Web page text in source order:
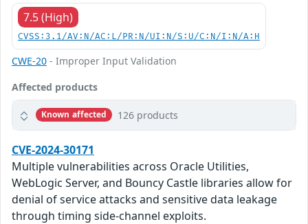
7.5 (High)
CVSS:3.1/AV:N/AC:L/PR:N/UI:N/S:U/C:N/I:N/A:H
CWE-20 - Improper Input Validation
Affected products
Known affected 126 products
CVE-2024-30171
Multiple vulnerabilities across Oracle Utilities,
WebLogic Server, and Bouncy Castle libraries allow for
denial of service attacks and sensitive data leakage
through timing side-channel exploits.